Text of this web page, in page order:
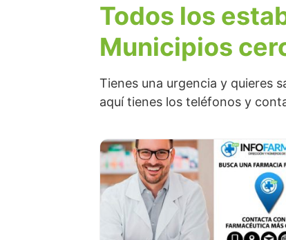
Todos los
Municipios
Tienes una urgencia y quieres
aquí tienes los teléfonos y